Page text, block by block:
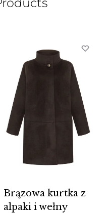
Brązowa kurtka z
alpaki i wełny